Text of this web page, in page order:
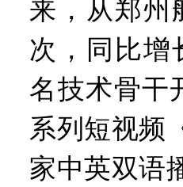
来，从郑州
次，同比增
名技术骨干
系列短视频
家中英双语